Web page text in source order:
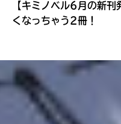
【キミノベル6月の新
くなっちゃう2冊！